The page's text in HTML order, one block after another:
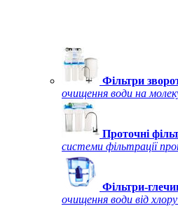
Фільтри
очищення води на
Проточні
системи фільтрації
Фільтри-
очищення води від